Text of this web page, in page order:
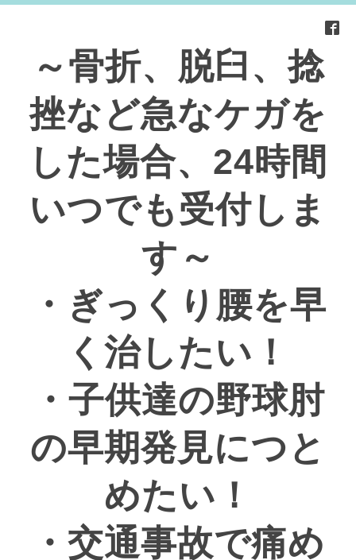
～骨折、脱臼、捻
挫など急なケガを
した場合、24時間
いつでも受付しま
す～
・ぎっくり腰を早
く治したい！
・子供達の野球肘
の早期発見につと
めたい！
・交通事故で痛め